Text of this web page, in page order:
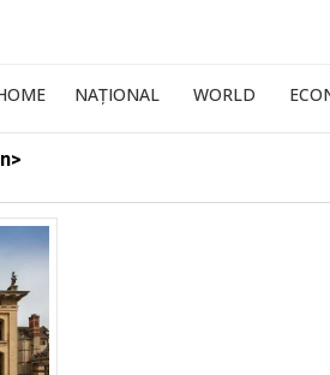
NAȚIONAL WORLD